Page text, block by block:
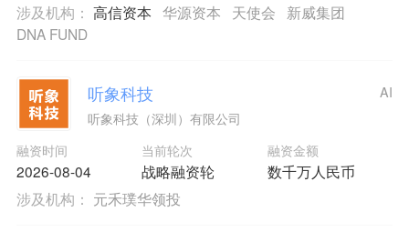
涉及机构： 高信资本 华源资本 天使会
新威集团
DNA FUND
听象科技
听象科技（深圳）有限公司
融资时间
2026-08-04
当前轮次
战略融资轮
融资金额
数千万人民币
AI
涉及机构： 元禾璞华领投